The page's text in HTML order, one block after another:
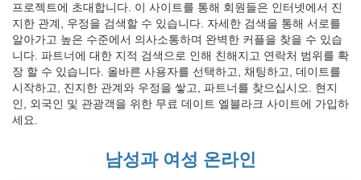
프로젝트에 초대합니다. 이 사이트를 통해 회원들은 인터넷에서 진
지한 관계, 우정을 검색할 수 있습니다. 자세한 검색을 통해 서로를
알아가고 높은 수준에서 의사소통하며 완벽한 커플을 찾을 수 있습
니다. 파트너에 대한 지적 검색으로 인해 친해지고 연락처 범위를 확
장 할 수 있습니다. 올바른 사용자를 선택하고, 채팅하고, 데이트를
시작하고, 진지한 관계와 우정을 쌓고, 파트너를 찾으십시오. 현지
인, 외국인 및 관광객을 위한 무료 데이트 엘블라크 사이트에 가입하
세요.
남성과 여성 온라인